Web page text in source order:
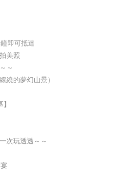
即可抵達
美照
～
繞的夢幻山景）
】
次玩透透～～